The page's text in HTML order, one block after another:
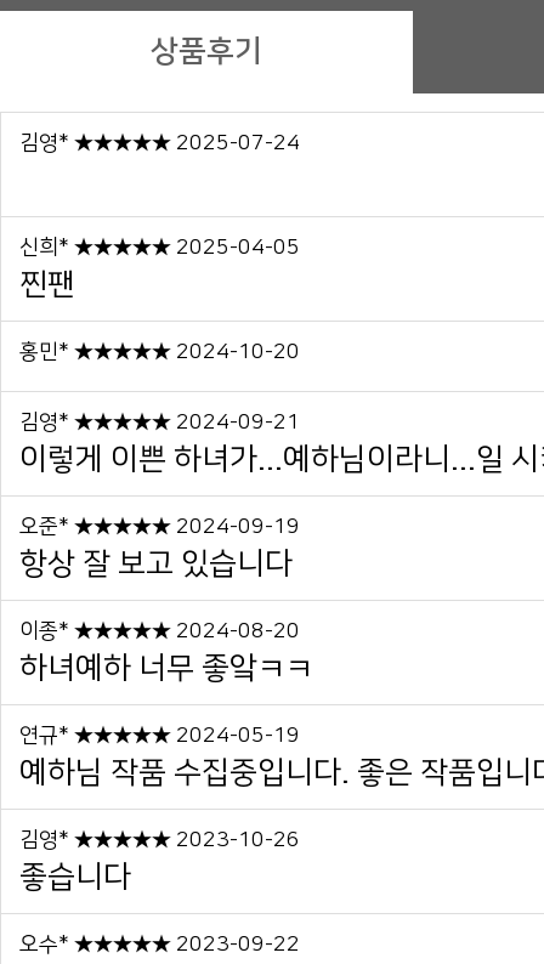
상품후기
김영* ★★★★★ 2025-07-24
신희* ★★★★★ 2025-04-05
찐팬
홍민* ★★★★★ 2024-10-20
김영* ★★★★★ 2024-09-21
이렇게 이쁜 하녀가...예하님이라니...일
오준* ★★★★★ 2024-09-19
항상 잘 보고 있습니다
이종* ★★★★★ 2024-08-20
하녀예하 너무 좋앜ㅋㅋ
연규* ★★★★★ 2024-05-19
예하님 작품 수집중입니다. 좋은 작품입니
김영* ★★★★★ 2023-10-26
좋습니다
오수* ★★★★★ 2023-09-22